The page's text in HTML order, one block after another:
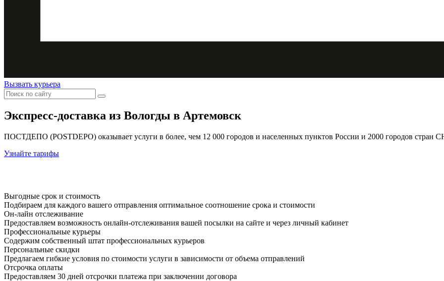
Вызвать курьера
Экспресс-доставка из Вологды в Артемовск
ПОСТДЕПО (POSTDEPO) оказывает услуги в более, чем 12 000 городов и населенных пунктов России и 2000 городов стран
Узнайте тарифы
Выгодные срок и стоимость
Подбираем для каждого вашего отправления оптимальное соотношение срока и стоимости
Он-лайн отслеживание
Предоставляем возможность онлайн-отслеживания вашей посылки на сайте и через личный кабинет
Профессиональные курьеры
Содержим собственный штат профессиональных курьеров
Персональные скидки
Предлагаем гибкие условия по стоимости услуги в зависимости от объема отправлений
Отсрочка оплаты
Предоставляем 30 дней отсрочки платежа при заключении договора